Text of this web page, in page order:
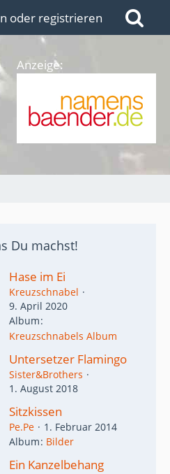
oder registrieren
Anzeige:
Du machst!
Hase im Ei
Kreuzschnabel
9. April 2020
Album
Kreuzschnabels Album
Untersetzer Flamingo
Sister&Brothers
1. August 2018
Sitzkissen
Pe.Pe
1. Februar 2014
Album Bilder
Ein Kanzelbehang